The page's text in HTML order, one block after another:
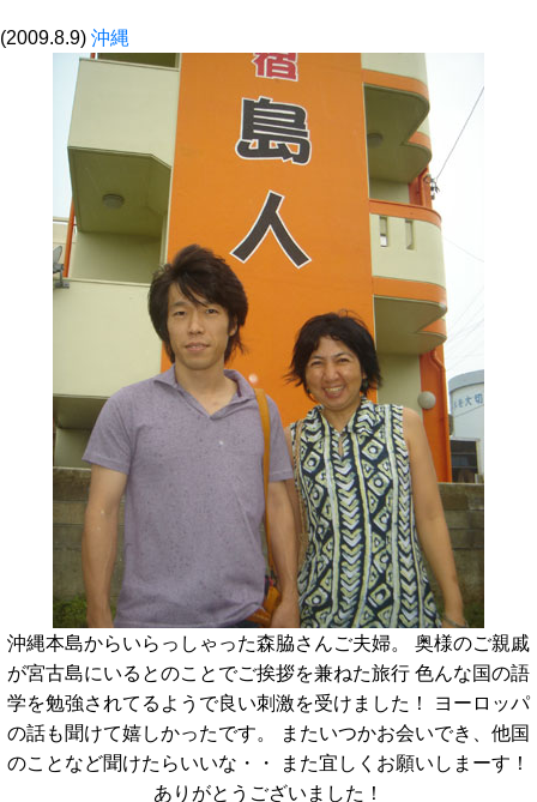
(2009.8.9) 沖縄
沖縄本島からいらっしゃった森脇さんご夫婦。 奥様のご親戚
が宮古島にいるとのことでご挨拶を兼ねた旅行 色んな国の語
学を勉強されてるようで良い刺激を受けました！ ヨーロッパ
の話も聞けて嬉しかったです。 またいつかお会いでき、他国
のことなど聞けたらいいな・・ また宜しくお願いしまーす！
ありがとうございました！